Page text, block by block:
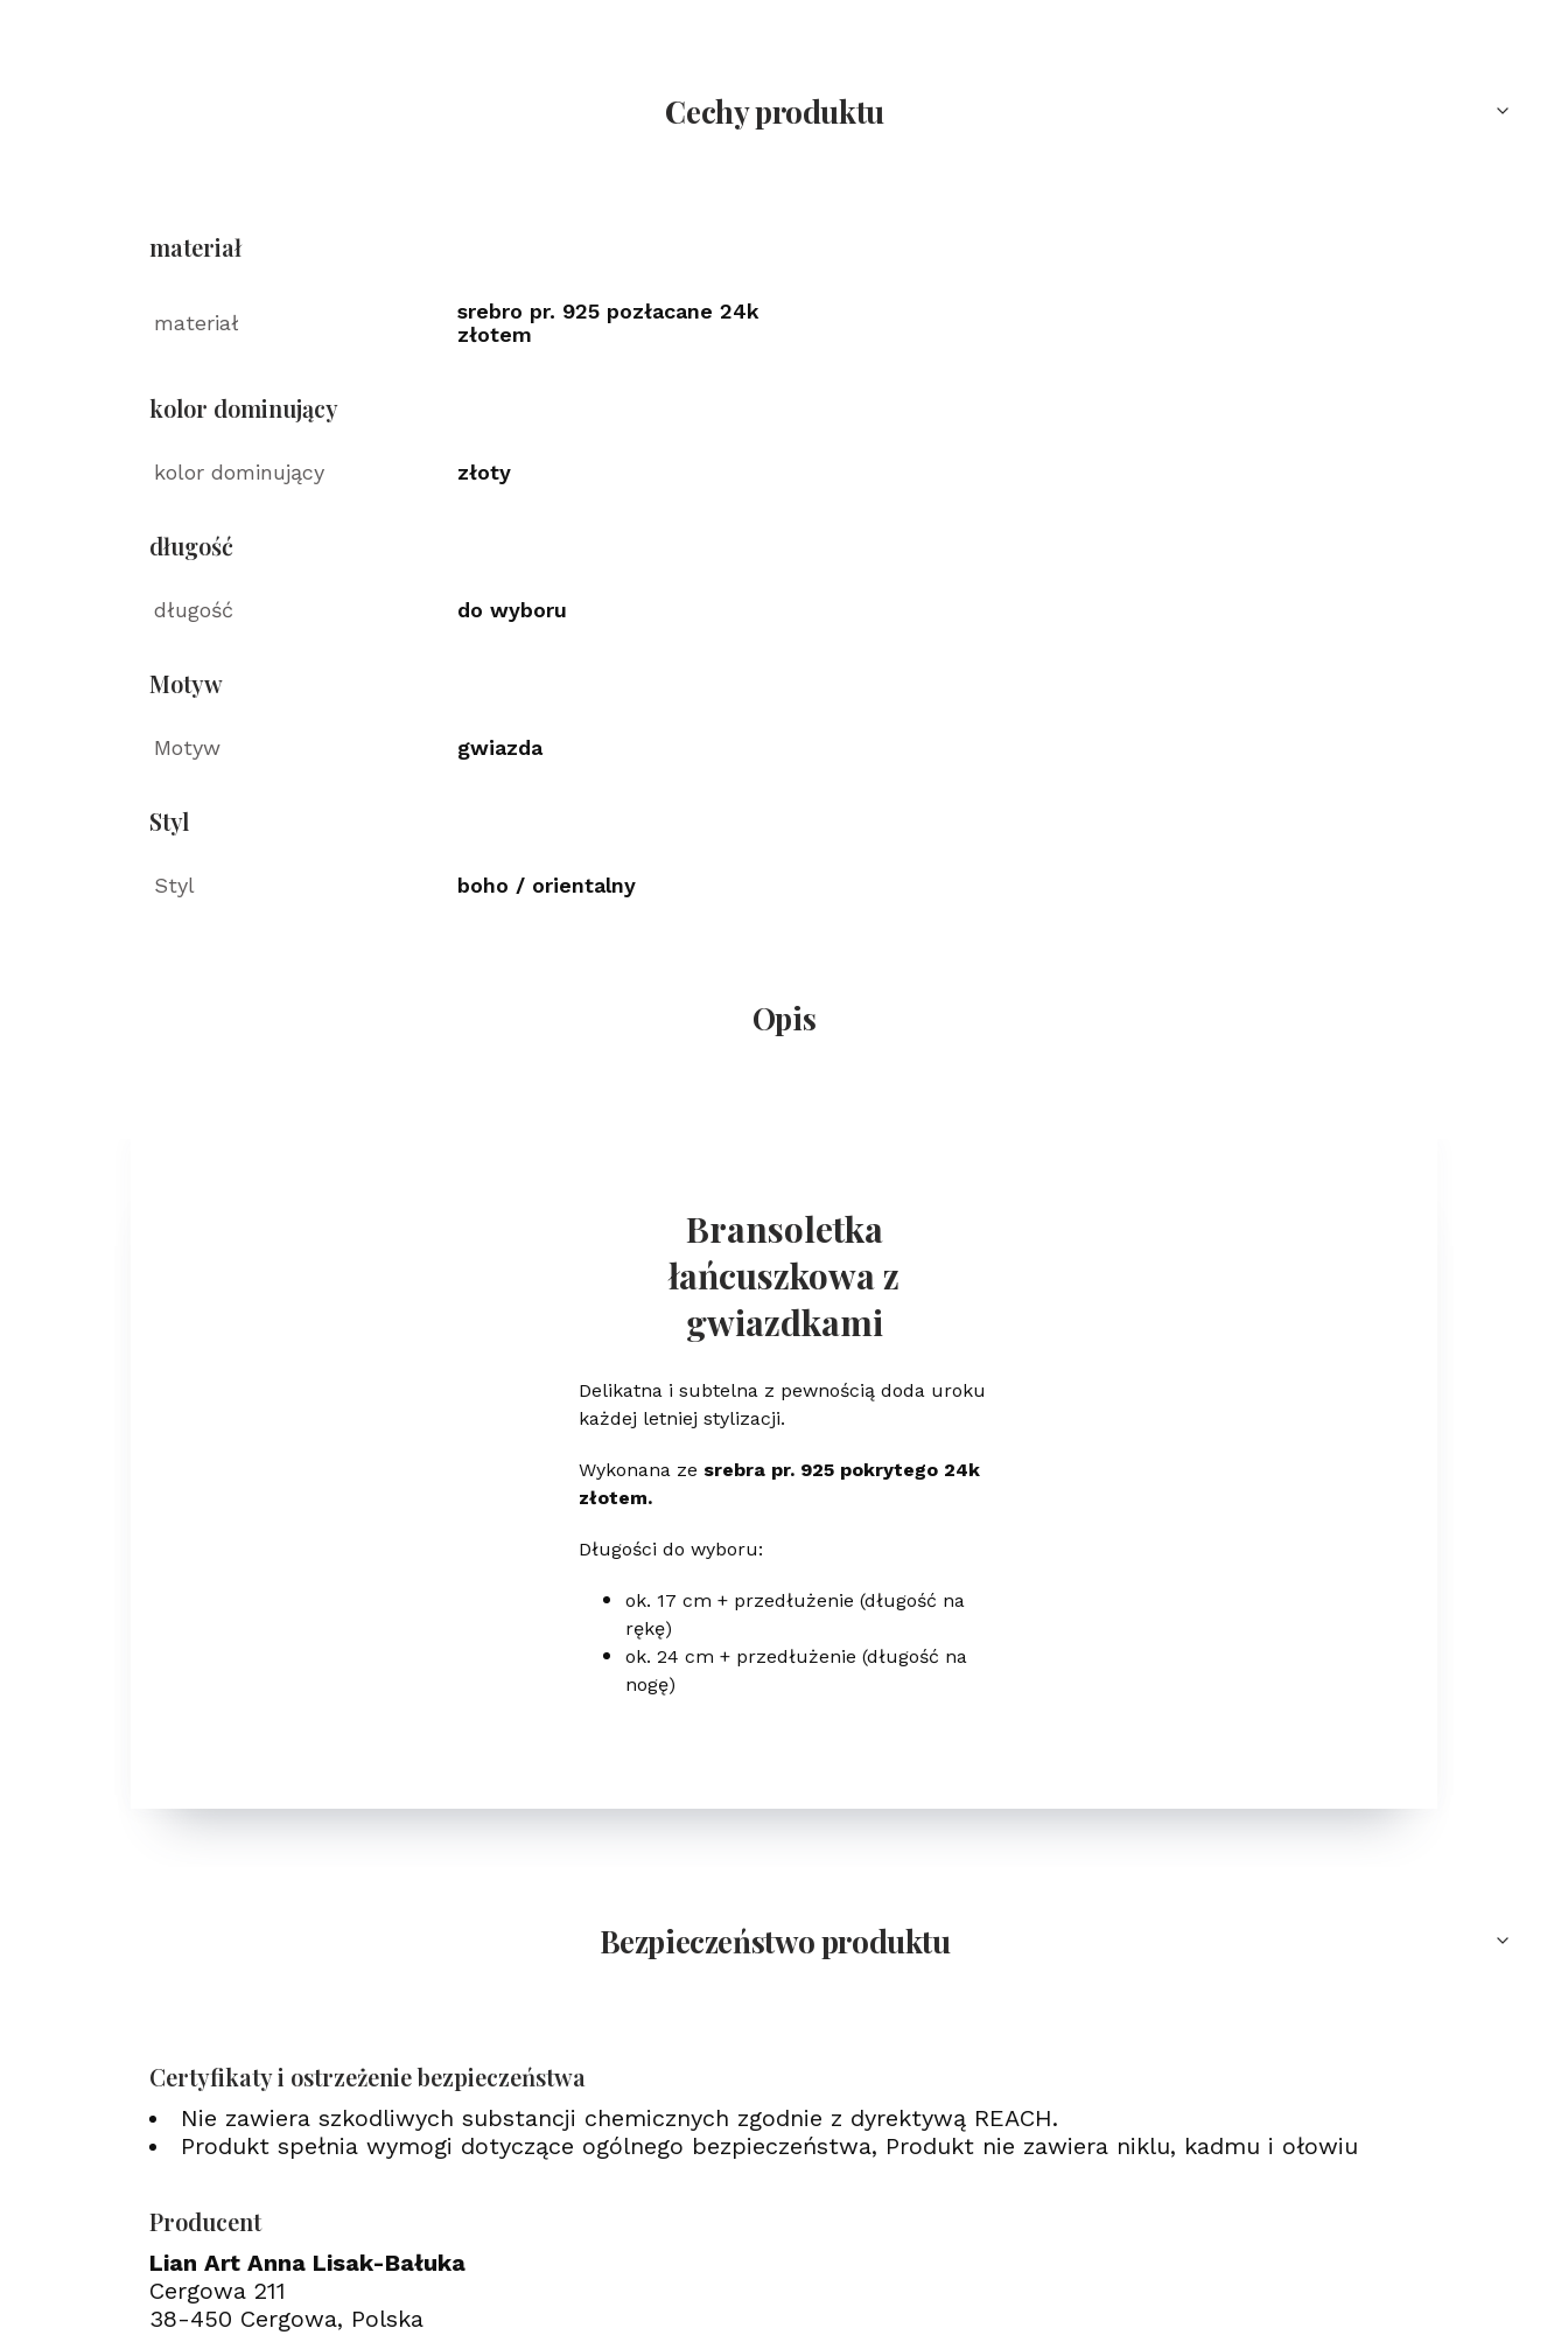
Cechy produktu
materiał
materiał
srebro pr. 925 pozłacane 24k
złotem
kolor dominujący
kolor dominujący złoty
długość
długość do wyboru
Motyw
Motyw gwiazda
Styl
Styl boho / orientalny
Opis
Bransoletka
łańcuszkowa z
gwiazdkami
Delikatna i subtelna z pewnością doda uroku
każdej letniej stylizacji.
Wykonana ze srebra pr. 925 pokrytego 24k
złotem.
Długości do wyboru:
ok. 17 cm + przedłużenie (długość na
rękę)
ok. 24 cm + przedłużenie (długość na
nogę)
Bezpieczeństwo produktu
Certyfikaty i ostrzeżenie bezpieczeństwa
Nie zawiera szkodliwych substancji chemicznych zgodnie z dyrektywą REACH.
Produkt spełnia wymogi dotyczące ogólnego bezpieczeństwa, Produkt nie zawiera niklu, kadmu i ołowiu
Producent
Lian Art Anna Lisak-Bałuka
Cergowa 211
38-450 Cergowa, Polska